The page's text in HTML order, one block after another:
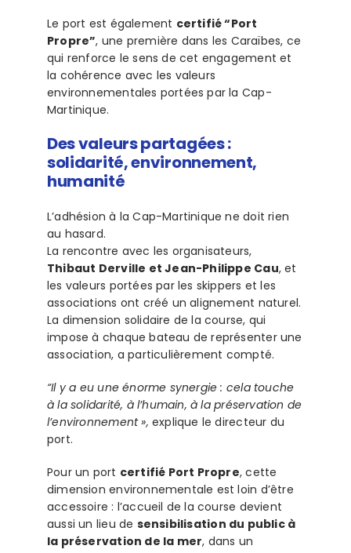
Le port est également certifié “Port
Propre”, une première dans les Caraïbes, ce
qui renforce le sens de cet engagement et
la cohérence avec les valeurs
environnementales portées par la Cap-
Martinique.
Des valeurs partagées :
solidarité, environnement,
humanité
L’adhésion à la Cap-Martinique ne doit rien
au hasard.
La rencontre avec les organisateurs,
Thibaut Derville et Jean-Philippe Cau, et
les valeurs portées par les skippers et les
associations ont créé un alignement naturel.
La dimension solidaire de la course, qui
impose à chaque bateau de représenter une
association, a particulièrement compté.
“Il y a eu une énorme synergie : cela touche
à la solidarité, à l’humain, à la préservation de
l’environnement », explique le directeur du
port.
Pour un port certifié Port Propre, cette
dimension environnementale est loin d’être
accessoire : l’accueil de la course devient
aussi un lieu de sensibilisation du public à
la préservation de la mer, dans un